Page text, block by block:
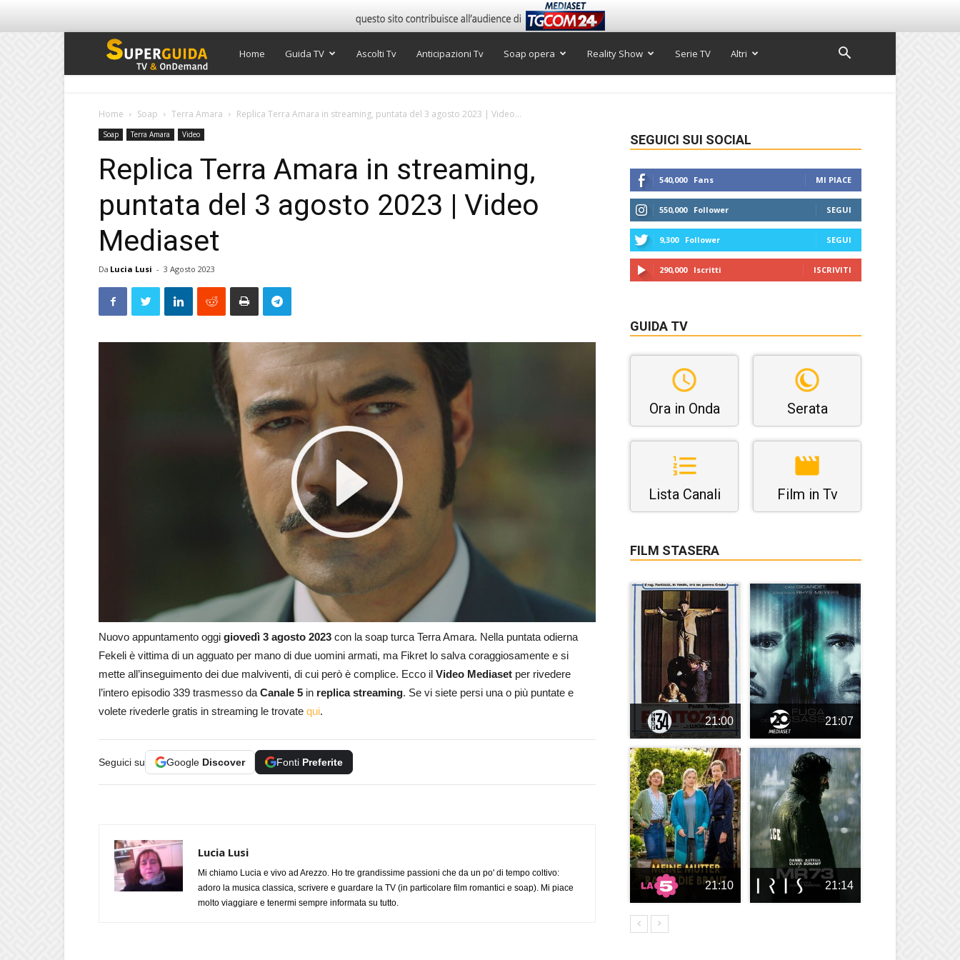
Super
Home Guida TV Ascolti Tv Anticipazioni Tv Soap opera Reality Show Serie TV Altri
Home Soap Terra Amara Replica Terra Amara in streaming, puntata del 3 agosto 2023 | Video...
Soap Terra Amara Video
Replica Terra Amara in streaming,
puntata del 3 agosto 2023 | Video
Mediaset
Da Lucia Lusi - 3 Agosto 2023
Nuovo appuntamento oggi giovedì 3 agosto 2023 con la soap turca Terra Amara. Nella puntata odierna
Fekeli è vittima di un agguato per mano di due uomini armati, ma Fikret lo salva coraggiosamente e si
mette all’inseguimento dei due malviventi, di cui però è complice. Ecco il Video Mediaset per rivedere
l’intero episodio 339 trasmesso da Canale 5 in replica streaming. Se vi siete persi una o più puntate e
volete rivederle gratis in streaming le trovate qui.
Seguici su Google Discover Fonti Preferite
Lucia Lusi
Mi chiamo Lucia e vivo ad Arezzo. Ho tre grandissime passioni che da un po' di tempo coltivo:
adoro la musica classica, scrivere e guardare la TV (in particolare film romantici e soap). Mi piace
molto viaggiare e tenermi sempre informata su tutto.
SEGUICI SUI SOCIAL
540,000 Fans MI PIACE
550,000 Follower SEGUI
9,300 Follower SEGUI
290,000 Iscritti ISCRIVITI
GUIDA TV
Ora in Onda Serata
Lista Canali Film in Tv
FILM STASERA
21:00 21:07
21:10 21:14